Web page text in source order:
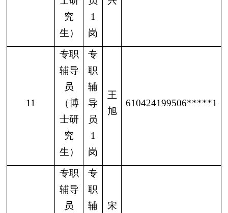
究
生）
1
岗
11
专职
辅导
员
（博
士研
究
生）
专
职
辅
导
员
1
岗
王
旭
610424199506*****1
专职
辅导
员
专
职
辅
宋